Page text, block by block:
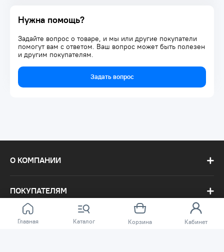
Главная Каталог Корзина Кабинет
Нужна помощь?
Задайте вопрос о товаре, и мы или другие покупатели
помогут вам с ответом. Ваш вопрос может быть полезен
и другим покупателям.
Задать вопрос
О КОМПАНИИ
ПОКУПАТЕЛЯМ